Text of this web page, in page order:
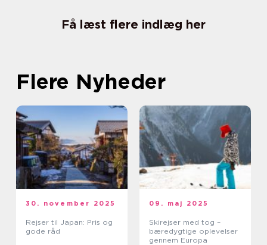
Få læst flere indlæg her
Flere Nyheder
30. november 2025
Rejser til Japan: Pris og
gode råd
09. maj 2025
Skirejser med tog –
bæredygtige oplevelser
gennem Europa